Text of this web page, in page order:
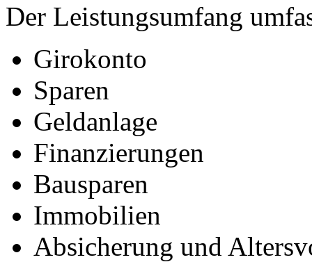
Der Leistungsumfang
Girokonto
Sparen
Geldanlage
Finanzierungen
Bausparen
Immobilien
Absicherung und